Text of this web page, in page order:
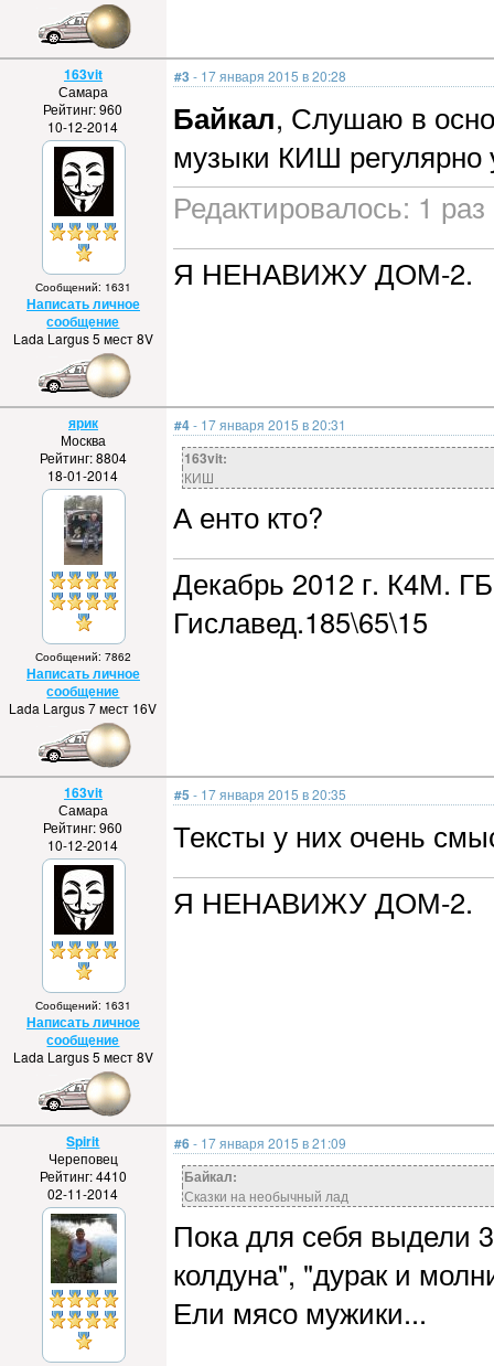
163vit
Самара
Рейтинг: 960
10-12-2014
Сообщений: 1631
Написать личное
сообщение
Lada Largus 5 мест 8V
#3 - 17 января 2015 в 20:28
Байкал, Слушаю в
музыки КИШ регулярно
Редактировалось: 1
Я НЕНАВИЖУ ДОМ-2.
ярик
Москва
Рейтинг: 8804
18-01-2014
Сообщений: 7862
Написать личное
сообщение
Lada Largus 7 мест 16V
#4- 17 января 2015 в 20:31
163vit:
КИШ
А енто кто?
Декабрь 2012 г. К4М.
Гиславед.185\65\15
163vit
Самара
Рейтинг: 960
10-12-2014
Сообщений: 1631
Написать личное
сообщение
Lada Largus 5 мест 8V
#5 - 17 января 2015 в 20:35
Тексты у них очень
Я НЕНАВИЖУ ДОМ-2.
Spirit
Череповец
Рейтинг: 4410
02-11-2014
#6- 17 января 2015 в 21:09
Байкал:
Сказки на необычный лад
Пока для себя выдели
колдуна", "дурак и
Ели мясо мужики...